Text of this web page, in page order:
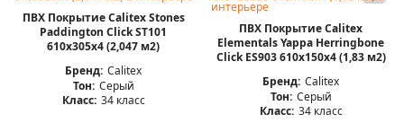
ПВХ Покрытие Calitex Stones
Paddington Click ST101
610x305x4 (2,047 м2)
Бренд: Calitex
Тон: Серый
Класс: 34 класс
ПВХ Покрытие Calitex
Elementals Yappa Herringbone
Click ES903 610x150x4 (1,83 м2)
Бренд: Calitex
Тон: Серый
Класс: 34 класс